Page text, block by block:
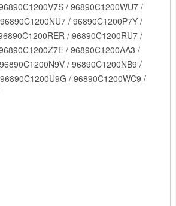
/ 96890C1200WU7 /
/ 96890C1200P7Y /
/ 96890C1200RU7 /
/ 96890C1200AA3 /
/ 96890C1200NB9 /
/ 96890C1200WC9 /